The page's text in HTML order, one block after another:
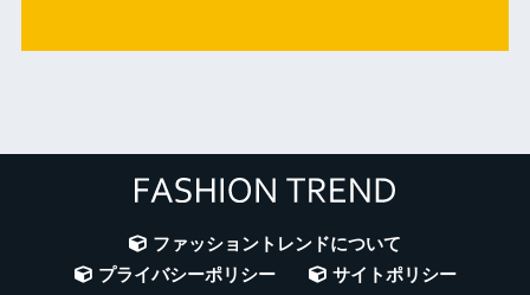
ファッショントレンドについて
プライバシーポリシー
サイトポリシー